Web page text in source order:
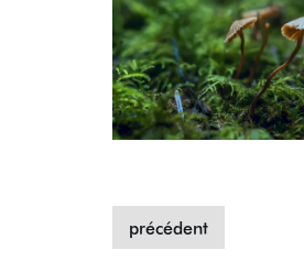
précédent